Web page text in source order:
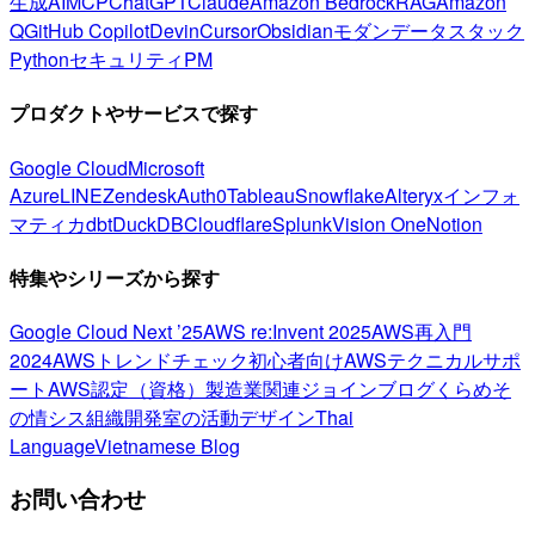
QGitHub CopilotDevinCursorObsidianモダンデータスタック
PythonセキュリティPM
プロダクトやサービスで探す
Google CloudMicrosoft
AzureLINEZendeskAuth0TableauSnowflakeAlteryxインフォ
マティカdbtDuckDBCloudflareSplunkVision OneNotion
特集やシリーズから探す
Google Cloud Next ’25AWS re:Invent 2025AWS再入門
2024AWSトレンドチェック初心者向けAWSテクニカルサポ
ートAWS認定（資格） 製造業関連ジョインブログくらめそ
の情シス組織開発室の活動デザインThai
LanguageVietnamese Blog
お問い合わせ